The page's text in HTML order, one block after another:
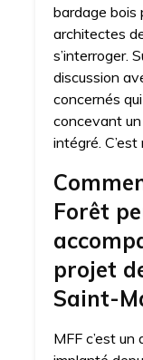
bardage bois
architectes
s’interroger.
discussion
concernés
concevant
intégré.
Forêt
projet
Saint-
MFF c’est